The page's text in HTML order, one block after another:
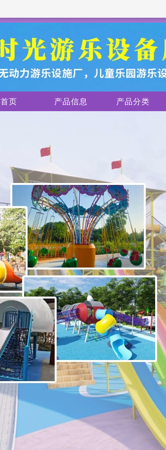
首页 产品信息 产品分类